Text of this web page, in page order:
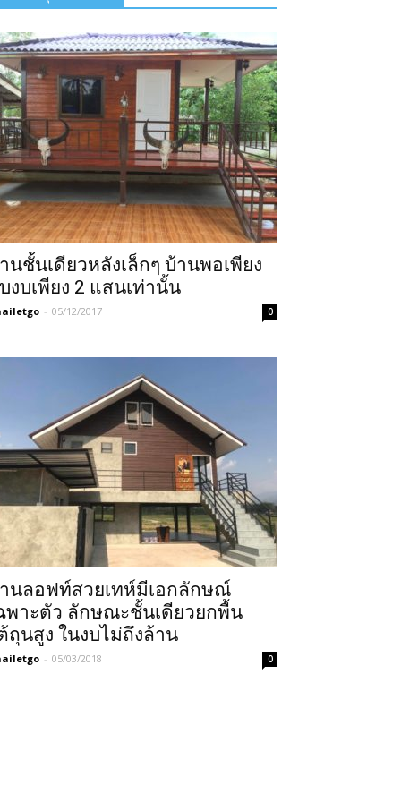
นชั้นเดียวหลังเล็กๆ บ้านพอเพียง
งบเพียง 2 แสนเท่านั้น
- 05/12/2017 0
นลอฟท์สวยเทห์มีเอกลักษณ์
พาะตัว ลักษณะชั้นเดียวยกพื้น
ถุนสูง ในงบไม่ถึงล้าน
- 05/03/2018 0